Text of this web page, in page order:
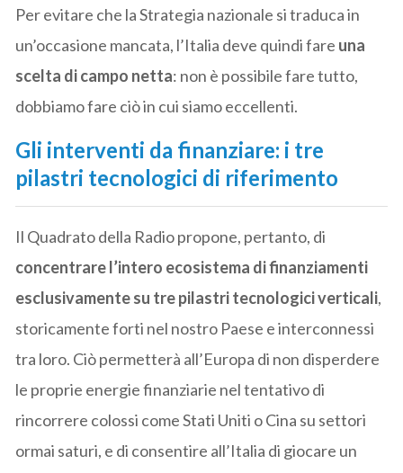
Per evitare che la Strategia nazionale si traduca in
un’occasione mancata, l’Italia deve quindi fare una
scelta di campo netta: non è possibile fare tutto,
dobbiamo fare ciò in cui siamo eccellenti.
Gli interventi da finanziare: i tre
pilastri tecnologici di riferimento
Il Quadrato della Radio propone, pertanto, di
concentrare l’intero ecosistema di finanziamenti
esclusivamente su tre pilastri tecnologici verticali,
storicamente forti nel nostro Paese e interconnessi
tra loro. Ciò permetterà all’Europa di non disperdere
le proprie energie finanziarie nel tentativo di
rincorrere colossi come Stati Uniti o Cina su settori
ormai saturi, e di consentire all’Italia di giocare un